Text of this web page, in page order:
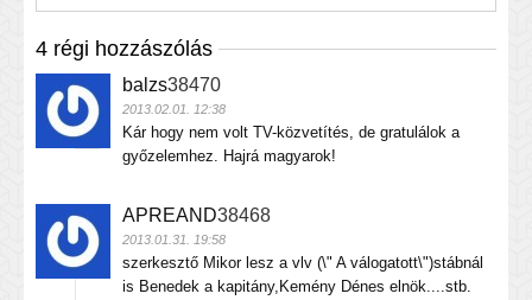
4 régi hozzászólás
balzs38470
2013.02.01. 12:38
Kár hogy nem volt TV-közvetítés, de gratulálok a
győzelemhez. Hajrá magyarok!
APREAND38468
2013.01.31. 19:58
szerkesztő Mikor lesz a vlv (\" A válogatott\")stábnál
is Benedek a kapitány,Kemény Dénes elnök....stb.